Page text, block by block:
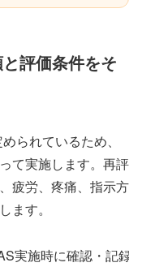
評価条件をそ
られているため、
て実施します。再評
疲労、疼痛、指示方
ます。
実施時に確認・記録